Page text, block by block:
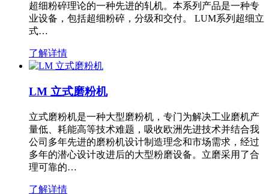
超细粉碎理论的一种先进的轧机。本系列产品是一种专
业设备，包括超细粉碎，分级和交付。 LUM系列超细立
式…
了解详情
LM 立式磨粉机
立式磨粉机是一种大型磨粉机，专门为解决工业磨机产
量低、耗能高等技术难题，吸收欧洲先进技术并结合我
公司多年先进的磨粉机设计制造理念和市场需求，经过
多年的潜心设计改进后的大型粉磨设备。立磨采用了合
理可靠的…
了解详情